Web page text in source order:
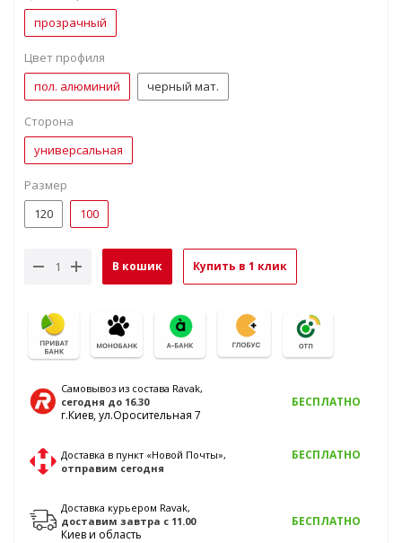
прозрачный
Цвет профиля
пол. алюминий
черный мат.
Сторона
универсальная
Размер
120
100
В кошик Купить в 1 клик
Самовывоз из состава Ravak,
сегодня до 16.30
г.Киев, ул.Оросительная 7
БЕСПЛАТНО
Доставка в пункт «Новой Почты»,
отправим сегодня
БЕСПЛАТНО
Доставка курьером Ravak,
доставимзавтра с 11.00
Киев и область
БЕСПЛАТНО